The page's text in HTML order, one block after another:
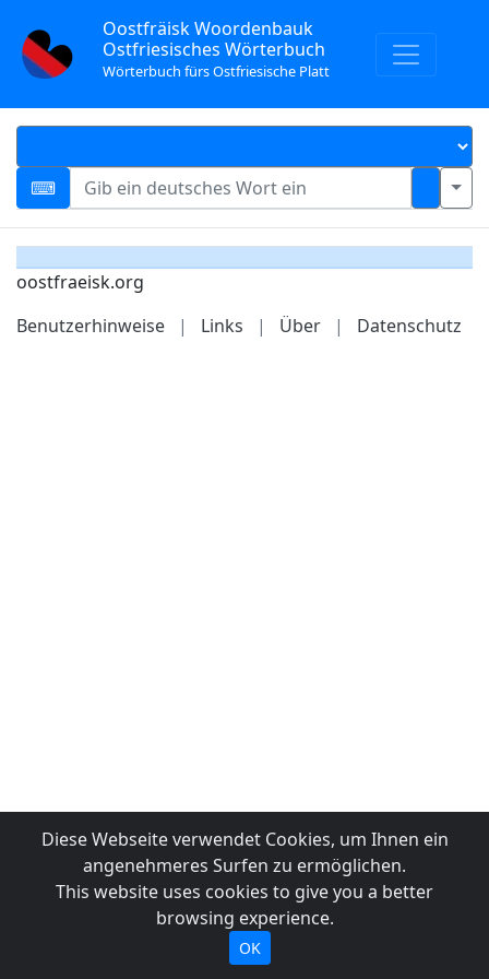
Oostfräisk Woordenbauk
Ostfriesisches Wörterbuch
Wörterbuch fürs Ostfriesische Platt
oostfraeisk.org
Benutzerhinweise
| Links | Über | Datenschutz
Diese Webseite verwendet Cookies, um Ihnen ein
angenehmeres Surfen zu ermöglichen.
This website uses cookies to give you a better
browsing experience.
OK